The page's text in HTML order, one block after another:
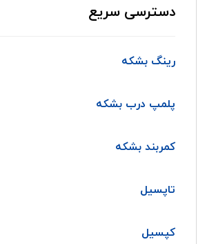
دسترسی سریع
رینگ بشکه
پلمپ درب بشکه
کمربند بشکه
تاپسیل
کپسیل